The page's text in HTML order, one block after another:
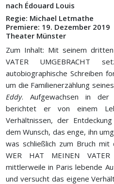
nach Édouard Louis
Regie: Michael Letmathe
Premiere: 19. Dezember 2019
Theater Münster
Zum Inhalt: Mit seinem
VATER UMGEBRACHT
autobiographische Schreiben
um die Familienerzählung
Eddy. Aufgewachsen in der
berichtet er von einem
Verhältnissen, der
dem Wunsch, das enge, ihn
was schließlich zum Bruch
WER HAT MEINEN
mittlerweile in Paris lebende
und versucht das eigene